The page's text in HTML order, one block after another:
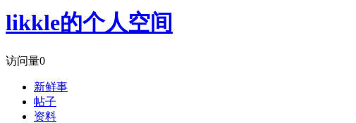
likkle的个人空间
访问量0
新鲜事
帖子
资料